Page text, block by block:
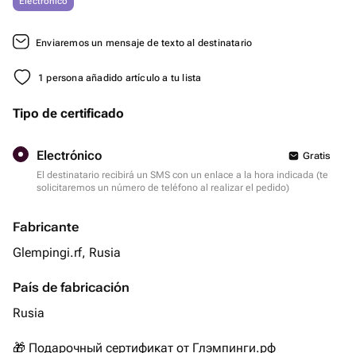
Enviaremos un mensaje de texto al destinatario
1 persona añadido artículo a tu lista
Tipo de certificado
Electrónico
Gratis
El destinatario recibirá un SMS con un enlace a la hora indicada (te
solicitaremos un número de teléfono al realizar el pedido)
Fabricante
Glempingi.rf, Rusia
País de fabricación
Rusia
🎁 Подарочный сертификат от Глэмпинги.рф